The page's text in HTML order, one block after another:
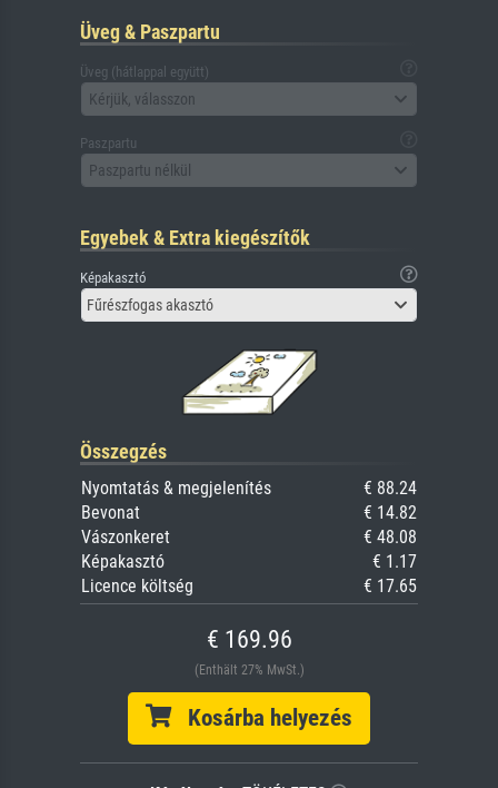
Üveg & Paszpartu
Üveg (hátlappal együtt)
Kérjük, válasszon
Paszpartu
Paszpartu nélkül
Egyebek & Extra kiegészítők
Képakasztó
Fűrészfogas akasztó
Összegzés
Nyomtatás & megjelenítés
€ 88.24
Bevonat
€ 14.82
Vászonkeret
€ 48.08
Képakasztó
€ 1.17
Licence költség
€ 17.65
€ 169.96
(Enthält 27% MwSt.)
Kosárba helyezés